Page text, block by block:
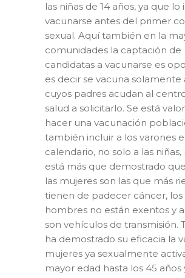
las niñas de 14 años, ya que lo
vacunarse antes del primer
sexual. Aquí también en la
comunidades la captación de
candidatas a vacunarse es
es decir se vacuna solamente
cuyos padres acudan al
salud a solicitarlo. Se está
hacer una vacunación
también incluir a los varones
calendario, no solo a las
está más que demostrado
las mujeres son las que más
tienen de padecer cáncer, los
hombres no están exentos y
son vehículos de transmisión.
ha demostrado su eficacia la
mujeres ya sexualmente
mayor edad hasta los 45 años